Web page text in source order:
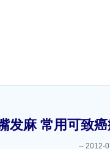
发麻 常用可致
-- 2012-